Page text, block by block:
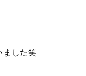
ました笑